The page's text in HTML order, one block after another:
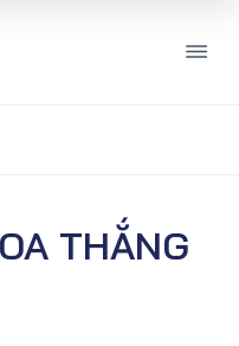
THẮNG